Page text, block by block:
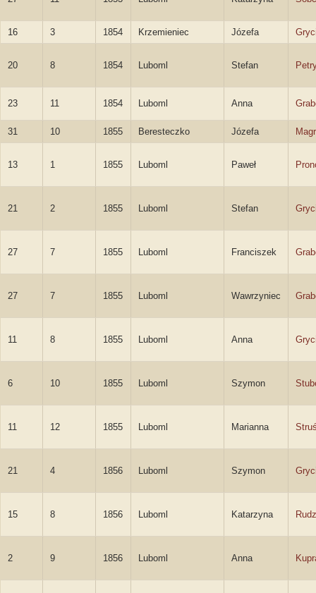
16 3 1854 Krzemieniec Józefa
20 8 1854 Luboml Stefan
23 11 1854 Luboml Anna
31 10 1855 Beresteczko Józefa
13 1 1855 Luboml Paweł
21 2 1855 Luboml Stefan
27 7 1855 Luboml Franciszek
27 7 1855 Luboml Wawrzyniec
11 8 1855 Luboml Anna
6 10 1855 Luboml Szymon
11 12 1855 Luboml Marianna
21 4 1856 Luboml Szymon
15 8 1856 Luboml Katarzyna
2 9 1856 Luboml Anna